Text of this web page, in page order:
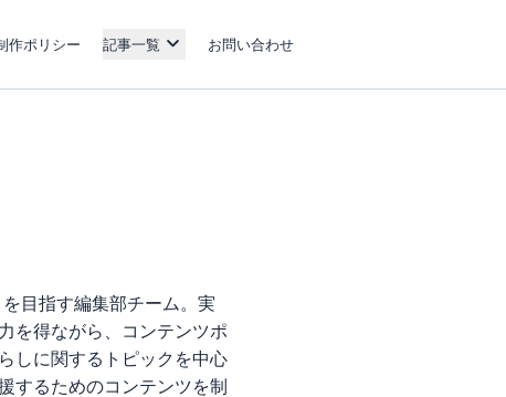
作ポリシー 記事一覧 お問い合わせ
目指す編集部チーム。実
を得ながら、コンテンツポ
しに関するトピックを中心
するためのコンテンツを制